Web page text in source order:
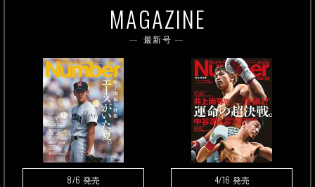
MAGAZINE
最新号
8/6 発売 4/16 発売